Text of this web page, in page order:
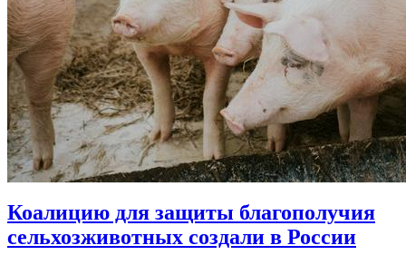
Коалицию для защиты благополучия
сельхозживотных создали в России